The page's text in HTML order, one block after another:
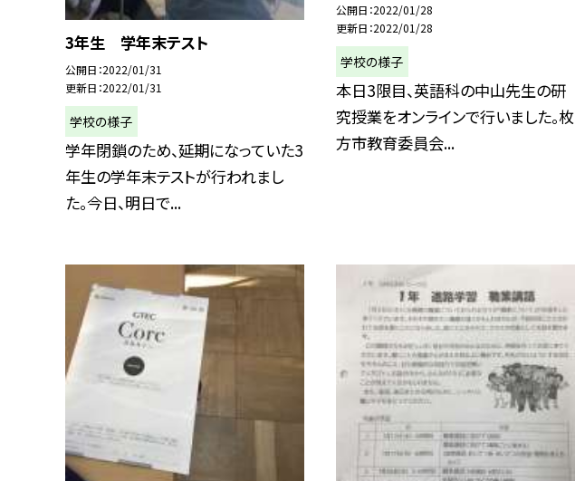
3年生 学年末テスト
公開日 2022/01/31
更新日 2022/01/31
学校の様子
学年閉鎖のため、延期になっていた3
年生の学年末テストが行われまし
た。今日、明日で...
公開日 2022/01/28
更新日 2022/01/28
学校の様子
本日3限目、英語科の中山先生の研
究授業をオンラインで行いました。枚
方市教育委員会...